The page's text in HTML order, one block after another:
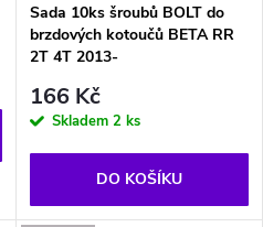
Sada 10ks šroubů BOLT do
brzdových kotoučů BETA RR
2T 4T 2013-
166 Kč
Skladem 2 ks
DO KOŠÍKU